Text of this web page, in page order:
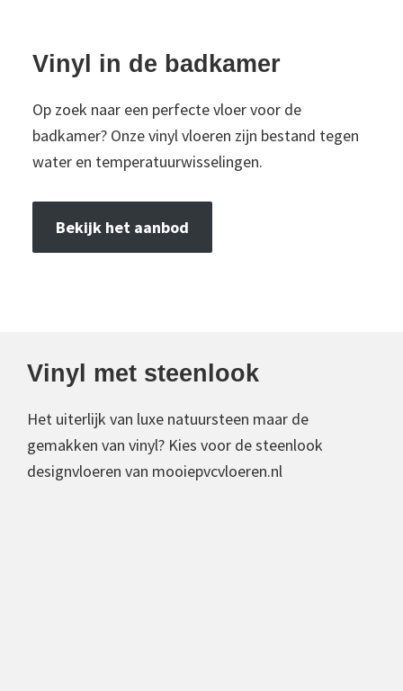
Vinyl in de badkamer
Op zoek naar een perfecte vloer voor de
badkamer? Onze vinyl vloeren zijn bestand tegen
water en temperatuurwisselingen.
Bekijk het aanbod
Vinyl met steenlook
Het uiterlijk van luxe natuursteen maar de
gemakken van vinyl? Kies voor de steenlook
designvloeren van mooiepvcvloeren.nl